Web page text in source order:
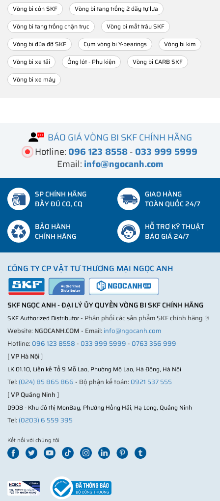
Vòng bi côn SKF
Vòng bi tang trống 2 dãy tự lựa
Vòng bi tang trống chặn trục
Vòng bi mắt trâu SKF
Vòng bi đũa đỡ SKF
Cụm vòng bi Y-bearings
Vòng bi kim
Vòng bi xe tải
Ống lót - Phụ kiện
Vòng bi CARB SKF
Vòng bi xe máy
BÁO GIÁ VÒNG BI SKF CHÍNH HÃNG
Hotline: 096 123 8558- 033 999 5999
Email: info@ngocanh.com
SP CHÍNH HÃNG
ĐẦY ĐỦ CO, CQ
GIAO HÀNG
TOÀN QUỐC 24/7
BẢO HÀNH
CHÍNH HÃNG
HỖ TRỢ KỸ THUẬT
BÁO GIÁ 24/7
CÔNG TY CP VẬT TƯ THƯƠNG MẠI NGỌC ANH
SKF NGỌC ANH - ĐẠI LÝ ỦY QUYỀN VÒNG BI SKF CHÍNH HÃNG
SKF Authorized Distributor- Phân phối các sản phẩm SKF chính hãng ®
Website: NGOCANH.COM- Email: info@ngocanh.com
Hotline: 096 123 8558- 033 999 5999- 0763 356 999
[VP Hà Nội]
LK 01.10, Liền kề Tổ 9 Mỗ Lao, Phường Mộ Lao, Hà Đông, Hà Nội
Tel: (024) 85 865 866- Bộ phận kế toán: 0921 537 555
[VP Quảng Ninh]
D908 - Khu đô thị MonBay, Phường Hồng Hải, Hạ Long, Quảng Ninh
Tel: (0203) 6 559 395
Kết nối với chúng tôi